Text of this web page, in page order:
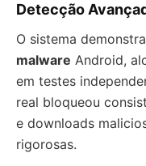
Detecção
O sistema
malware Android,
em testes
real bloqueou
e downloads
rigorosas.